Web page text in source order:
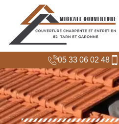
05 33 06 02 48